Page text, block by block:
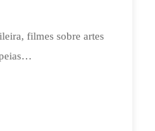
filmes sobre artes